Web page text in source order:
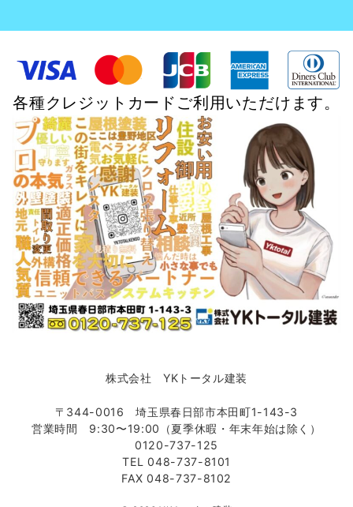
各種クレジットカードご利用いただけます。
株式会社 YKトータル建装
〒344-0016 埼玉県春日部市本田町1-143-3
営業時間 9:30〜19:00（夏季休暇・年末年始は除く）
0120-737-125
TEL 048-737-8101
FAX 048-737-8102